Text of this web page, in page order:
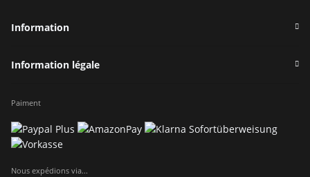
Information
Information légale
Paiment
Nous expédions via...